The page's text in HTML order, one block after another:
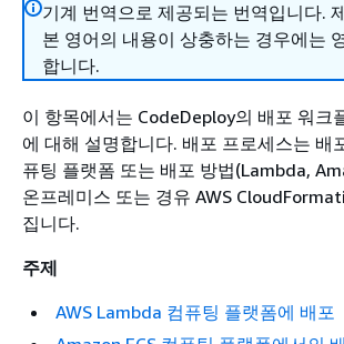
기계 번역으로 제공되는 번역입니다.
본 영어의 내용이 상충하는 경우에는
합니다.
이 항목에서는 CodeDeploy의 배포 워크
에 대해 설명합니다. 배포 프로세스는 배
퓨팅 플랫폼 또는 배포 방법(Lambda,
온프레미스 또는 경유 AWS
집니다.
주제
AWS Lambda 컴퓨팅 플랫폼에 배포